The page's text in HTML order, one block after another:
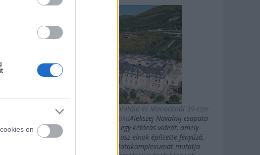
on
Putyin titkos luxuspalotája és Monacónál 39-szer
nagyobb magánbirtokaAlekszej Navalnij csapata
kedden közzétett egy kétórás videót, amely
Vlagyimir Putyin orosz elnök építtette fényűző,
Fekete-tengeri palotakomplexumát mutatja